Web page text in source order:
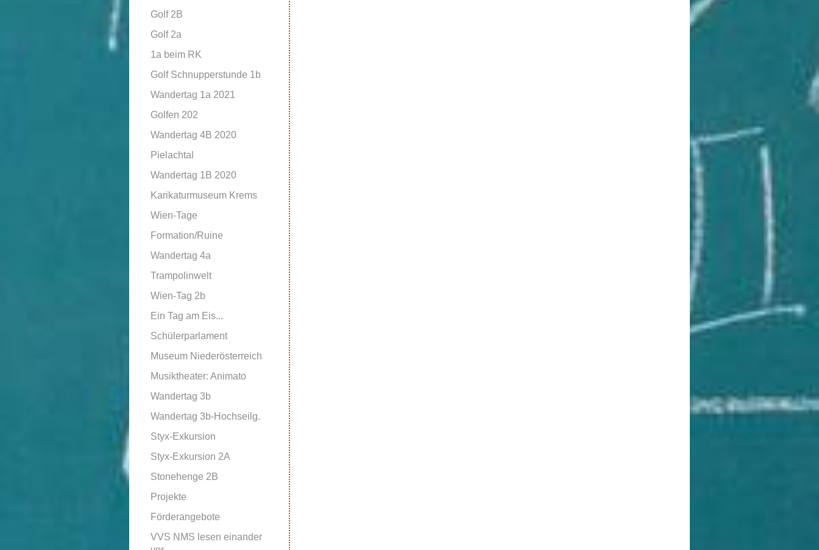
Golf 2B
Golf 2a
1a beim RK
Golf Schnupperstunde 1b
Wandertag 1a 2021
Golfen 202
Wandertag 4B 2020
Pielachtal
Wandertag 1B 2020
Karikaturmuseum Krems
Wien-Tage
Formation/Ruine
Wandertag 4a
Trampolinwelt
Wien-Tag 2b
Ein Tag am Eis...
Schülerparlament
Museum Niederösterreich
Musiktheater: Animato
Wandertag 3b
Wandertag 3b-Hochseilg.
Styx-Exkursion
Styx-Exkursion 2A
Stonehenge 2B
Projekte
Förderangebote
VVS NMS lesen einander